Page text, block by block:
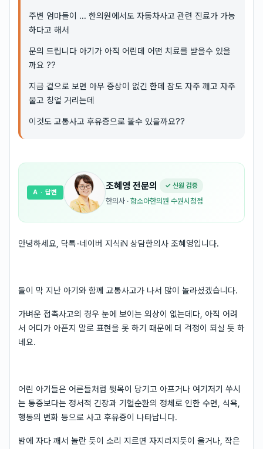
주변 엄마들이 ... 한의원에서도 자동차사고 관련 진료가 가능
하다고 해서
문의 드립니다 아기가 아직 어린데 어떤 치료를 받을수 있을
까요 ??
지금 겉으로 보면 아무 증상이 없긴 한데 잠도 자주 깨고 자주
울고 칭얼 거리는데
이것도 교통사고 후유증으로 볼수 있을까요??
조혜영 전문의 ✓ 신원 검증
한의사 · 함소아한의원 수원시청점
A · 답변
안녕하세요, 닥톡-네이버 지식iN 상담한의사 조혜영입니다.
돌이 막 지난 아기와 함께 교통사고가 나서 많이 놀라셨겠습니다.
가벼운 접촉사고의 경우 눈에 보이는 외상이 없는데다, 아직 어려
서 어디가 아픈지 말로 표현을 못 하기 때문에 더 걱정이 되실 듯 하
네요.
어린 아기들은 어른들처럼 뒷목이 당기고 아프거나 여기저기 쑤시
는 통증보다는 정서적 긴장과 기혈순환의 정체로 인한 수면, 식욕,
행동의 변화 등으로 사고 후유증이 나타납니다.
밤에 자다 깨서 놀란 듯이 소리 지르면 자지러지듯이 울거나, 작은